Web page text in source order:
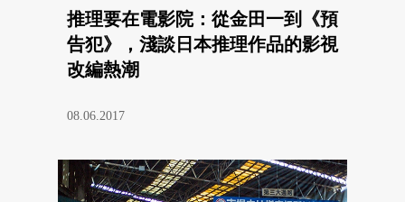
推理要在電影院：從金田一到《預
告犯》，淺談日本推理作品的影視
改編熱潮
08.06.2017